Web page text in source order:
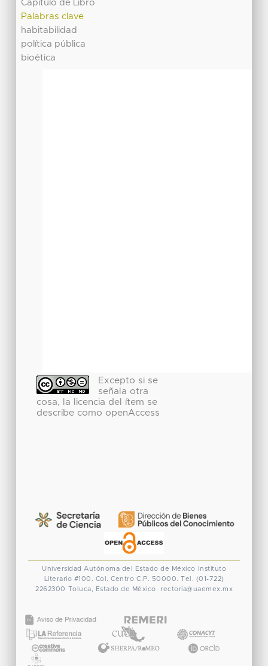
Capítulo de Libro
Palabras clave
habitabilidad
política pública
bioética
Excepto si se
señala otra
cosa, la licencia del ítem se
describe como openAccess
Universidad Autónoma del Estado de México
Instituto
Literario #100. Col. Centro C.P. 50000. Tel. (01-722)
2262300
Toluca, Estado de México. rectoria@uaemex.mx